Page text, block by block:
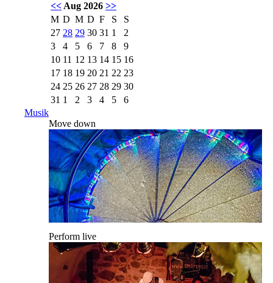
<< Aug 2026 >>
M D M D F S
S
27 28 29 30 31 1
2
3
4 5 6 7 8
9
10 11 12 13 14 15 16
17 18 19 20 21 22 23
24 25 26 27 28 29 30
31 1 2 3 4 5
6
Musik
Move down
Perform live